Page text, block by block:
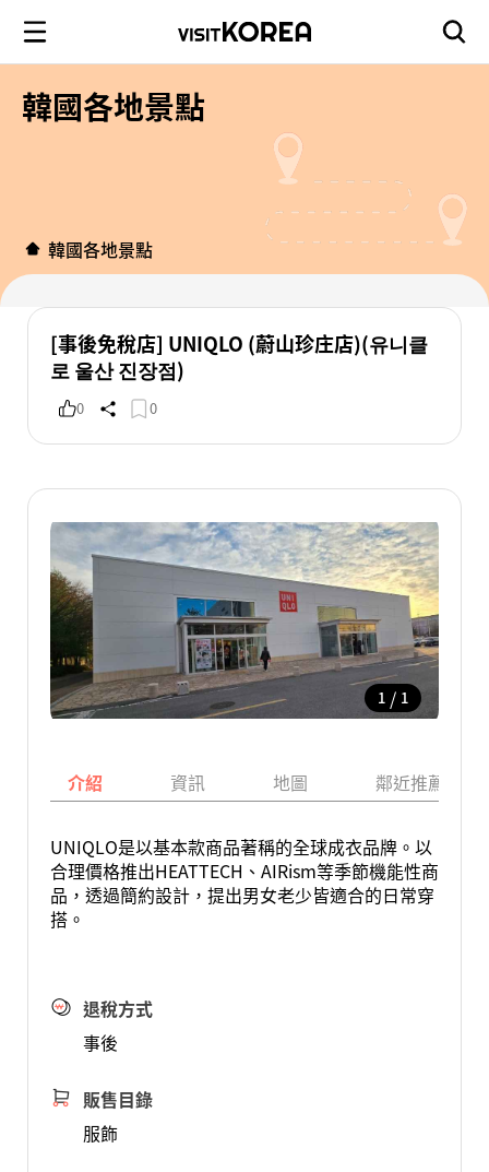
韓國各地景點
韓國各地景點
[事後免稅店] UNIQLO (蔚山珍庄店)(유니클
로 울산 진장점)
0 0
1 / 1
介紹 資訊 地圖 鄰近推薦景點
UNIQLO是以基本款商品著稱的全球成衣品牌。以
合理價格推出HEATTECH、AIRism等季節機能性商
品，透過簡約設計，提出男女老少皆適合的日常穿
搭。
退稅方式
事後
販售目錄
服飾